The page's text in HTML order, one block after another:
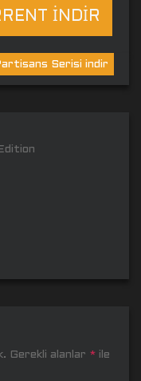
İNDİR
Serisi indir
Gerekli alanlar * ile